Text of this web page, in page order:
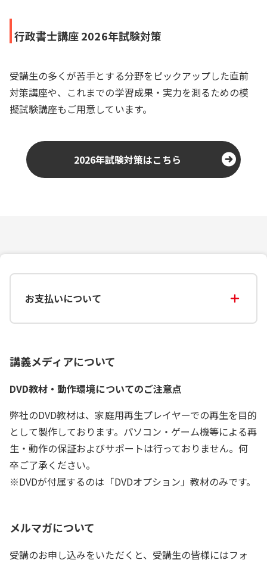
行政書士講座 2026年試験対策
受講生の多くが苦手とする分野をピックアップした直前
対策講座や、これまでの学習成果・実力を測るための模
擬試験講座もご用意しています。
2026年試験対策はこちら
お支払いについて
講義メディアについて
DVD教材・動作環境についてのご注意点
弊社のDVD教材は、家庭用再生プレイヤーでの再生を目的
として製作しております。パソコン・ゲーム機等による再
生・動作の保証およびサポートは行っておりません。何
卒ご了承ください。
※DVDが付属するのは「DVDオプション」教材のみです。
メルマガについて
受講のお申し込みをいただくと、受講生の皆様にはフォ